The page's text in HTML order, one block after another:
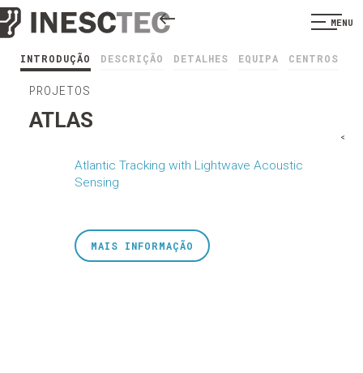
MENU
INTRODUÇÃO DESCRIÇÃO DETALHES EQUIPA CENTROS
PROJETOS
ATLAS
Atlantic Tracking with Lightwave Acoustic
Sensing
<
MAIS INFORMAÇÃO